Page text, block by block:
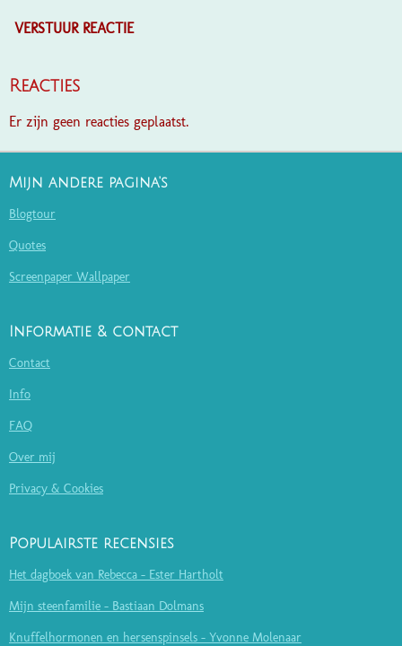
VERSTUUR REACTIE
Reacties
Er zijn geen reacties geplaatst.
Mijn andere pagina's
Blogtour
Quotes
Screenpaper Wallpaper
Informatie & contact
Contact
Info
FAQ
Over mij
Privacy & Cookies
Populairste recensies
Het dagboek van Rebecca - Ester Hartholt
Mijn steenfamilie - Bastiaan Dolmans
Knuffelhormonen en hersenspinsels - Yvonne Molenaar